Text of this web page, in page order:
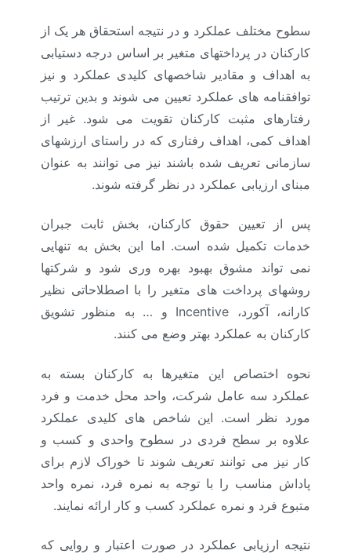
سطوح مختلف عملکرد و در نتیجه استحقاق هر یک از
کارکنان در پرداختهای متغیر بر اساس درجه دستیابی
به اهداف و مقادیر شاخصهای کلیدی عملکرد و نیز
توافقنامه های عملکرد تعیین می شوند و بدین ترتیب
رفتارهای مثبت کارکنان تقویت می شود. غیر از
اهداف کمی، اهداف رفتاری که در راستای ارزشهای
سازمانی تعریف شده باشند نیز می توانند به عنوان
مبنای ارزیابی عملکرد در نظر گرفته شوند.
پس از تعیین حقوق کارکنان، بخش ثابت جبران
خدمات تکمیل شده است. اما این بخش به تنهایی
نمی تواند مشوق بهبود بهره وری شود و شرکتها
روشهای پرداخت های متغیر را با اصطلاحاتی نظیر
کارانه، آکورد، Incentive و … به منظور تشویق
کارکنان به عملکرد بهتر وضع می کنند.
نحوه اختصاص این متغیرها به کارکنان بسته به
عملکرد سه عامل شرکت، واحد محل خدمت و فرد
مورد نظر است. این شاخص های کلیدی عملکرد
علاوه بر سطح فردی در سطوح واحدی و کسب و
کار نیز می توانند تعریف شوند تا خوراک لازم برای
پاداش مناسب را با توجه به نمره فرد، نمره واحد
متبوع فرد و نمره عملکرد کسب و کار ارائه نمایند.
نتیجه ارزیابی عملکرد در صورت اعتبار و روایی که